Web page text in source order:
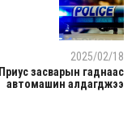
2025/02/18
Приус засварын гаднаас
автомашин алдагджээ